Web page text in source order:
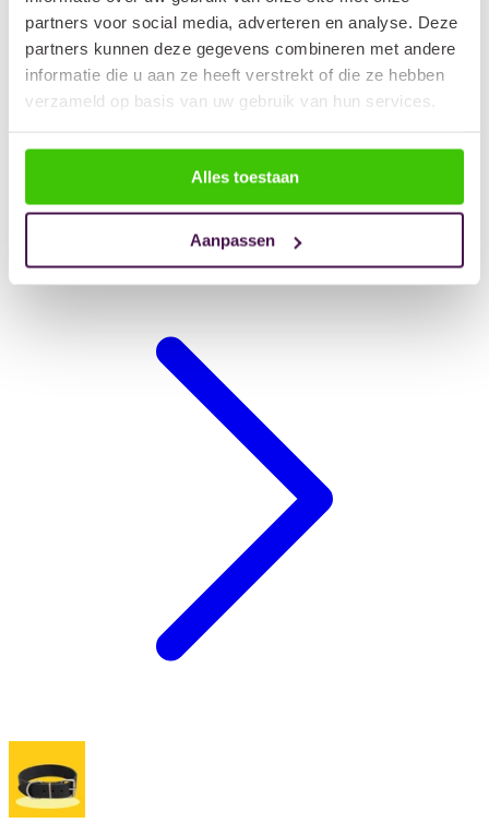
partners voor social media, adverteren en analyse. Deze
partners kunnen deze gegevens combineren met andere
informatie die u aan ze heeft verstrekt of die ze hebben
verzameld op basis van uw gebruik van hun services.
Alles toestaan
Aanpassen